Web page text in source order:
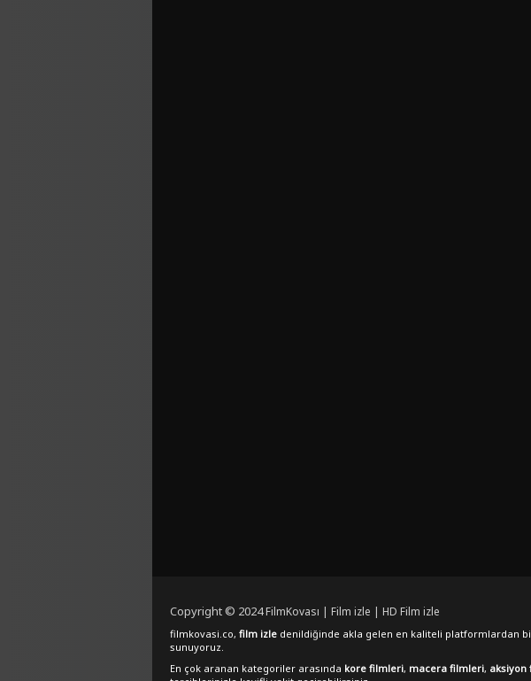
Copyright © 2024FilmKovası | Film izle | HD Film izle
filmkovasi.co, film izle denildiğinde akla gelen en kaliteli platformlardan
sunuyoruz.
En çok aranan kategoriler arasında kore filmleri, macera filmleri, aksiyon